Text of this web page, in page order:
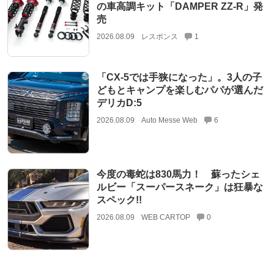
の車高調キット「DAMPER ZZ-R」発
売
2026.08.09 レスポンス 1
「CX-5では手狭になった」。3人の子
どもとキャンプを楽しむパパが選んだ
デリカD:5
2026.08.09 Auto Messe Web 6
今度の毒蛇は830馬力！ 蘇ったシェ
ルビー「スーパースネーク」は狂暴な
スペック!!
2026.08.09 WEB CARTOP 0